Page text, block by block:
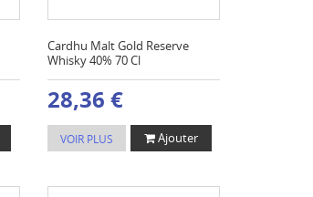
Cardhu Malt Gold Reserve
Whisky 40% 70 Cl
28,36 €
VOIR PLUS Ajouter